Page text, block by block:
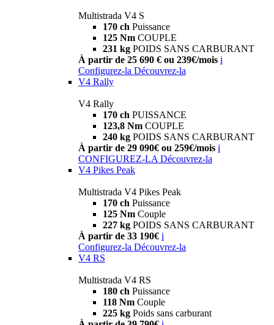
Multistrada V4 S
170 ch Puissance
125 Nm COUPLE
231 kg POIDS SANS CARBURANT
À partir de 25 690 € ou 239€/mois i
Configurez-la Découvrez-la
V4 Rally
V4 Rally
170 ch PUISSANCE
123,8 Nm COUPLE
240 kg POIDS SANS CARBURANT
À partir de 29 090€ ou 259€/mois i
CONFIGUREZ-LA Découvrez-la
V4 Pikes Peak
Multistrada V4 Pikes Peak
170 ch Puissance
125 Nm Couple
227 kg POIDS SANS CARBURANT
À partir de 33 190€ i
Configurez-la Découvrez-la
V4 RS
Multistrada V4 RS
180 ch Puissance
118 Nm Couple
225 kg Poids sans carburant